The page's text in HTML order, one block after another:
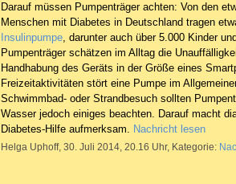
Darauf müssen Pumpenträger achten: Von den
Menschen mit Diabetes in Deutschland tragen
Insulinpumpe, darunter auch über 5.000 Kinder
Pumpenträger schätzen im Alltag die
Handhabung des Geräts in der Größe eines
Freizeitaktivitäten stört eine Pumpe im
Schwimmbad- oder Strandbesuch sollten
Wasser jedoch einiges beachten. Darauf macht
Diabetes-Hilfe aufmerksam. Nachricht lesen
Helga Uphoff, 30. Juli 2014, 20.16 Uhr, Kategorie: